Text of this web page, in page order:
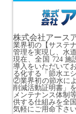
株式会社アース
業界初の【サステ
管理を実現し、水
現在、全国 724 施
導入をいただいて
る化する「節水エ
②業界初の節水に
削減活動証明書」
メンテナンス体制
供する仕組みを全
気軽にご用命下さい